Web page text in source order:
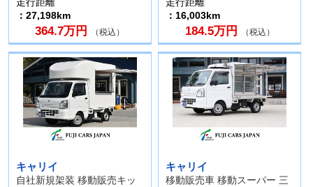
走行距離
：27,198km
364.7万円 （税込）
走行距離
：16,003km
184.5万円 （税込）
キャリイ
自社新規架装 移動販売キッ
キャリイ
移動販売車 移動スーパー 三